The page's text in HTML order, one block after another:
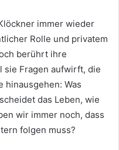
immer wieder
Rolle und privatem
berührt ihre
sie Fragen aufwirft, die
Was
das Leben, wie
wir immer noch, dass
folgen muss?